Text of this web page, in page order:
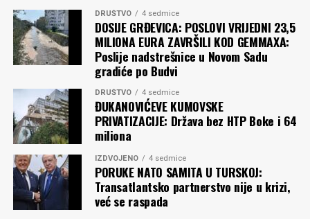
DRUŠTVO 4 sedmice
DOSIJE GRĐEVICA: POSLOVI VRIJEDNI 23,5
MILIONA EURA ZAVRŠILI KOD GEMMAXA:
Poslije nadstrešnice u Novom Sadu
gradiće po Budvi
DRUŠTVO 4 sedmice
ĐUKANOVIĆEVE KUMOVSKE
PRIVATIZACIJE: Država bez HTP Boke i 64
miliona
IZDVOJENO 4 sedmice
PORUKE NATO SAMITA U TURSKOJ:
Transatlantsko partnerstvo nije u krizi,
već se raspada